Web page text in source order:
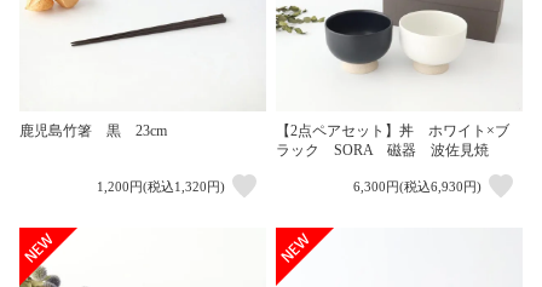
鹿児島竹箸 黒 23cm
1,200円(税込1,320円)
【2点ペアセット】丼 ホワイト×ブ
ラック SORA 磁器 波佐見焼
6,300円(税込6,930円)